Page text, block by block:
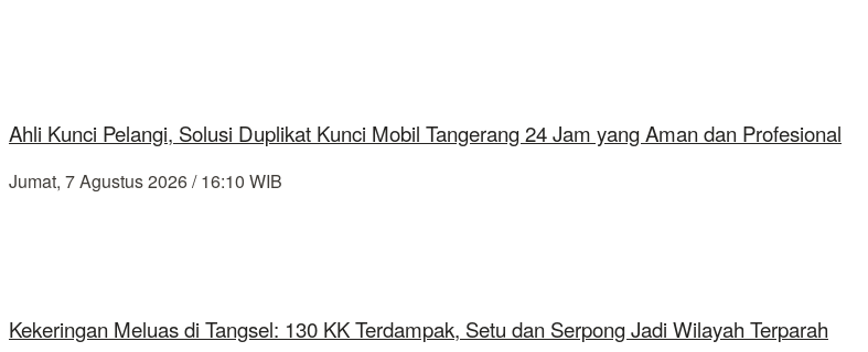
Ahli Kunci Pelangi, Solusi Duplikat Kunci Mobil Tangerang 24 Jam yang Aman dan Profesional
Jumat, 7 Agustus 2026 / 16:10 WIB
Kekeringan Meluas di Tangsel: 130 KK Terdampak, Setu dan Serpong Jadi Wilayah Terparah